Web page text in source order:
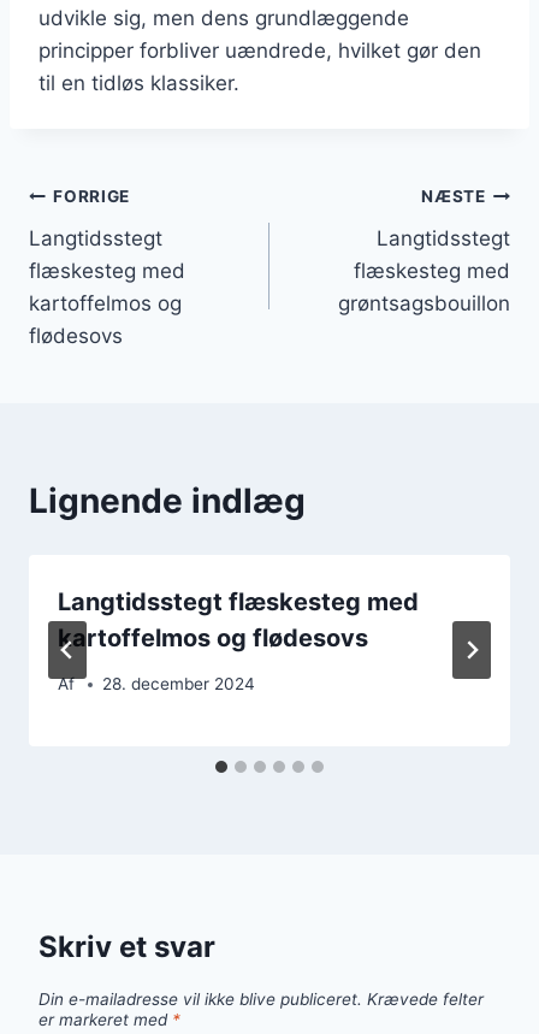
udvikle sig, men dens grundlæggende
principper forbliver uændrede, hvilket gør den
til en tidløs klassiker.
Indlægsnavigation
FORRIGE
Langtidsstegt
flæskesteg med
kartoffelmos og
flødesovs
NÆSTE
Langtidsstegt
flæskesteg med
grøntsagsbouillon
Lignende indlæg
Langtidsstegt flæskesteg med
kartoffelmos og flødesovs
Af 28. december 2024
Skriv et svar
Din e-mailadresse vil ikke blive publiceret. Krævede felter
er markeret med *